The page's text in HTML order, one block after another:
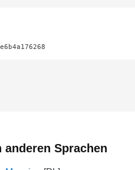
Sprachen